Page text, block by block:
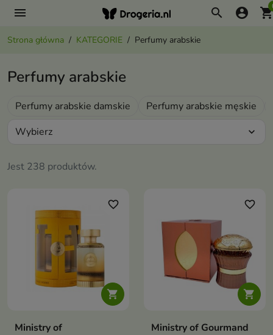
menu search account_circle
Strona główna KATEGORIE Perfumy arabskie
Perfumy arabskie
Perfumy arabskie damskie Perfumy arabskie męskie
Jest 238 produktów.
Wybierz expand_more

favorite_border
Ministry of

favorite_border
Ministry of Gourmand